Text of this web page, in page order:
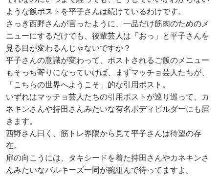
ような飯ポストを平子さんは続けているわけです。
さっき西野さんが言ったように、一品だけ筋肉のためのメ
ニューにするだけでも、後輩芸人は「おっ」と平子さんを
見る目が変わるんじゃないですか？
平子さんの意識が変わって、ポストされるご飯のメニュー
もそっち寄りになっていけば、まずマッチョ芸人たちが、
「こちらの世界へようこそ」的な引用ポスト。
いずれはマッチョ芸人たちの引用ポストが巡り巡って、カ
ネキンさんや持田さんみたいな有名ボディビルダーにも届
きます。
西野さん曰く、筋トレ界隈から見て平子さんは待望の存
在。
扉の向こうには、タキシードを着た持田さんやカネキンさ
んみたいなバルキーズ一同が腕組んで待ってますよ。